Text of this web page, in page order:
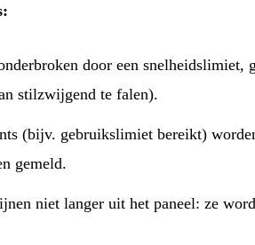
door een
stilzwijgend te falen).
(bijv. gebruikslimiet bereikt)
gemeld.
niet langer uit het paneel: ze